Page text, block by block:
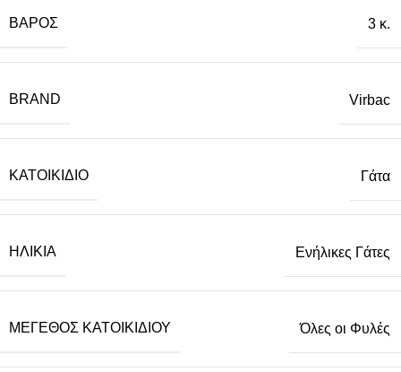
ΒΆΡΟΣ 3 κ.
BRAND Virbac
ΚΑΤΟΙΚΊΔΙΟ Γάτα
ΗΛΙΚΊΑ Ενήλικες Γάτες
ΜΈΓΕΘΟΣ ΚΑΤΟΙΚΙΔΊΟΥ Όλες οι Φυλές